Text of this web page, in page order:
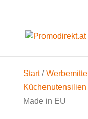
Start/Werbemittel
Küchenutensilien
Made in EU